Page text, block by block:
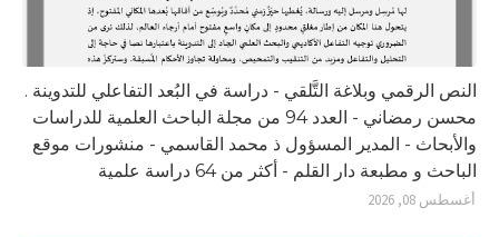
النص الرقمي وبلاغة التَّلقي - دراسة في البُعد التفاعلي للتدوينة .
محسن رمضاني - العدد 94 من مجلة الباحث العلمية للدراسات
والأبحاث - المدير المسؤول ذ محمد القاسمي - منشورات موقع
الباحث و مطبعة دار القلم - أكثر من 64 دراسة علمية
أغسطس 08, 2026